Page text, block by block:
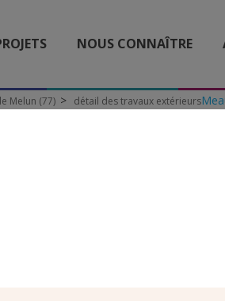
NOUS CONNAÎTRE
Melun (77) détail des travaux extérieurs